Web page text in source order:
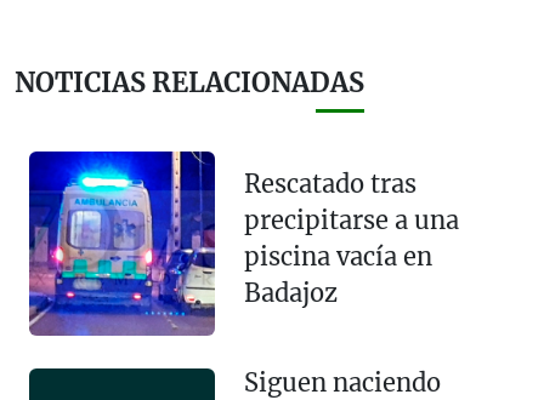
NOTICIAS RELACIONADAS
Rescatado tras
precipitarse a una
piscina vacía en
Badajoz
Siguen naciendo